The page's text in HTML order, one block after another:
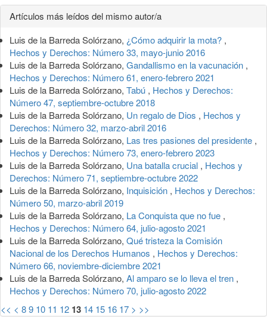
Detalles
del
artículo
Artículos más leídos del mismo autor/a
Luis de la Barreda Solórzano, ¿Cómo adquirir la mota? ,
Hechos y Derechos: Número 33, mayo-junio 2016
Luis de la Barreda Solórzano, Gandallismo en la vacunación ,
Hechos y Derechos: Número 61, enero-febrero 2021
Luis de la Barreda Solórzano, Tabú , Hechos y Derechos:
Número 47, septiembre-octubre 2018
Luis de la Barreda Solórzano, Un regalo de Dios , Hechos y
Derechos: Número 32, marzo-abril 2016
Luis de la Barreda Solórzano, Las tres pasiones del presidente ,
Hechos y Derechos: Número 73, enero-febrero 2023
Luis de la Barreda Solórzano, Una batalla crucial , Hechos y
Derechos: Número 71, septiembre-octubre 2022
Luis de la Barreda Solórzano, Inquisición , Hechos y Derechos:
Número 50, marzo-abril 2019
Luis de la Barreda Solórzano, La Conquista que no fue ,
Hechos y Derechos: Número 64, julio-agosto 2021
Luis de la Barreda Solórzano, Qué tristeza la Comisión
Nacional de los Derechos Humanos , Hechos y Derechos:
Número 66, noviembre-diciembre 2021
Luis de la Barreda Solórzano, Al amparo se lo lleva el tren ,
Hechos y Derechos: Número 70, julio-agosto 2022
<< < 89 10 11 12 13 14 15 16 17 > >>